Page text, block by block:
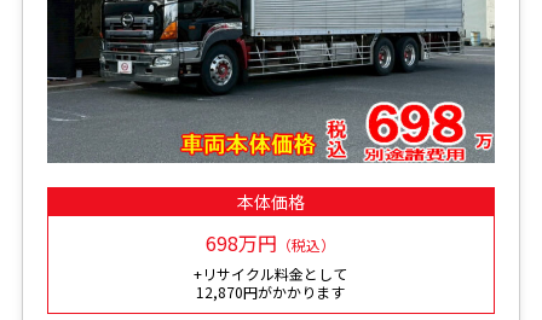
本体価格
698万円 （税込）
+リサイクル料金として
12,870円がかかります